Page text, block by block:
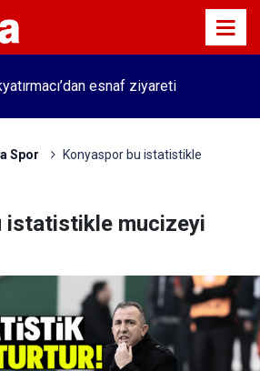
esnaf ziyareti
Spor
Konyaspor bu istatistikle
istatistikle mucizeyi